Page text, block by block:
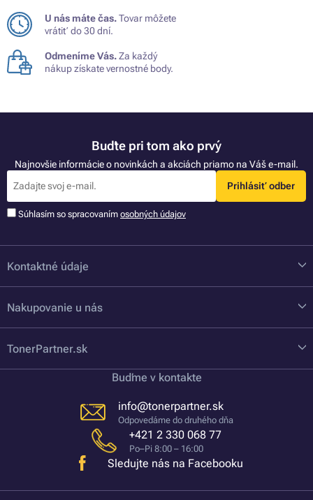
U nás máte čas.Tovar môžete
vrátiť do 30 dní.
Odmeníme Vás.Za každý
nákup získate vernostné body.
Buďte pri tom ako prvý
Najnovšie informácie o novinkách a akciách priamo na Váš e-mail.
Prihlásiť odber
Súhlasím so spracovaním osobných údajov
Kontaktné údaje
Nakupovanie u nás
TonerPartner.sk
Buďme v kontakte
info@tonerpartner.sk
Odpovedáme do druhého dňa
+421 2 330 068 77
Po–Pi 8:00 – 16:00
Sledujte nás na Facebooku